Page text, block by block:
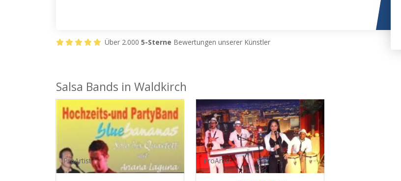
Über 2.000 5-Sterne Bewertungen unserer Künstler
Salsa Bands in Waldkirch
ProArtist ProArtist